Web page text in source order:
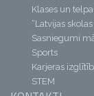
Klases un
“Latvijas
Sasniegumi
Sports
Karjeras
STEM